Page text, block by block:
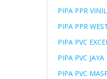
PIPA PPR
PIPA PPR
PIPA PVC
PIPA PVC JAYA
PIPA PVC